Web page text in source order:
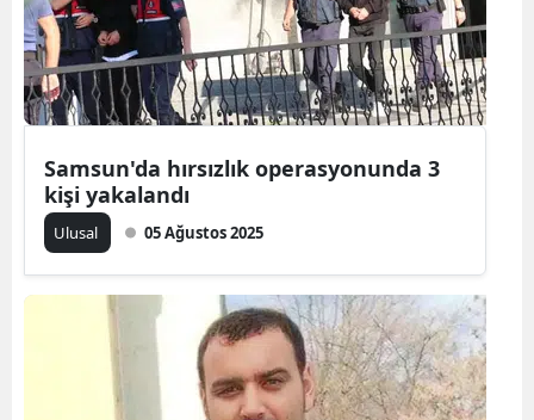
Samsun'da hırsızlık operasyonunda 3
kişi yakalandı
Ulusal 05 Ağustos 2025